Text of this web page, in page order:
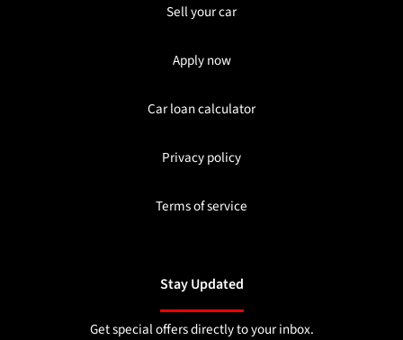
Sell your car
Apply now
Car loan calculator
Privacy policy
Terms of service
Stay Updated
Get special offers directly to your inbox.